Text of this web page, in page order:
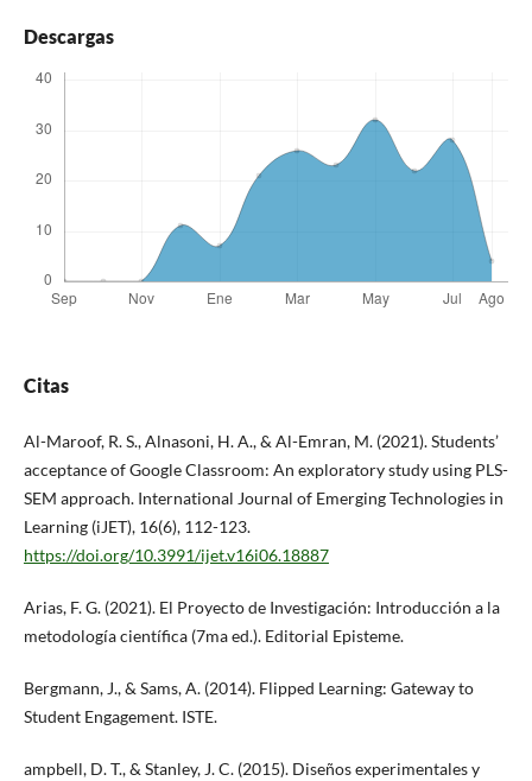
Descargas
Citas
Al-Maroof, R. S., Alnasoni, H. A., & Al-Emran, M. (2021). Students’
acceptance of Google Classroom: An exploratory study using PLS-
SEM approach. International Journal of Emerging Technologies in
Learning (iJET), 16(6), 112-123.
https://doi.org/10.3991/ijet.v16i06.18887
Arias, F. G. (2021). El Proyecto de Investigación: Introducción a la
metodología científica (7ma ed.). Editorial Episteme.
Bergmann, J., & Sams, A. (2014). Flipped Learning: Gateway to
Student Engagement. ISTE.
ampbell, D. T., & Stanley, J. C. (2015). Diseños experimentales y